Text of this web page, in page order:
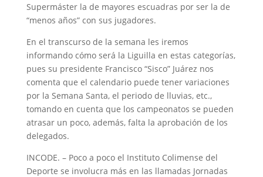
Supermáster la de mayores escuadras por ser la de
“menos años” con sus jugadores.
En el transcurso de la semana les iremos
informando cómo será la Liguilla en estas categorías,
pues su presidente Francisco “Sisco” Juárez nos
comenta que el calendario puede tener variaciones
por la Semana Santa, el periodo de lluvias, etc.,
tomando en cuenta que los campeonatos se pueden
atrasar un poco, además, falta la aprobación de los
delegados.
INCODE. – Poco a poco el Instituto Colimense del
Deporte se involucra más en las llamadas Jornadas